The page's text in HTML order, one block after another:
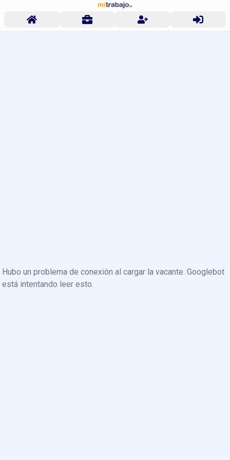
Hubo un problema de conexión al cargar la vacante. Googlebot
está intentando leer esto.